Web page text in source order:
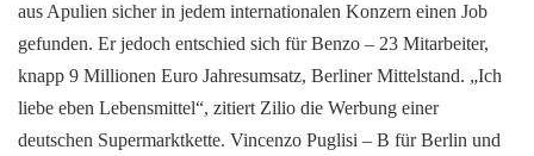
aus Apulien sicher in jedem internationalen Konzern einen Job
gefunden. Er jedoch entschied sich für Benzo – 23 Mitarbeiter,
knapp 9 Millionen Euro Jahresumsatz, Berliner Mittelstand. „Ich
liebe eben Lebensmittel“, zitiert Zilio die Werbung einer
deutschen Supermarktkette. Vincenzo Puglisi – B für Berlin und